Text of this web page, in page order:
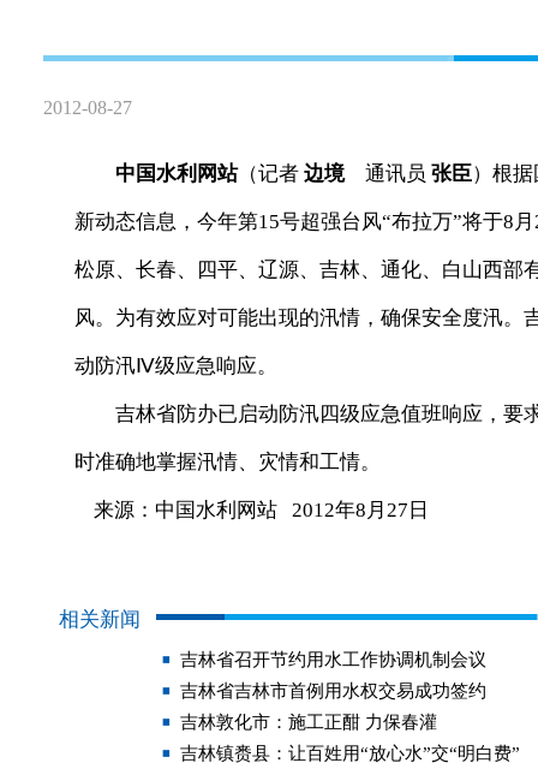
2012-08-27
中国水利网站（记者 边境 通讯员 张臣）根
新动态信息，今年第15号超强台风“布拉万”将于8
松原、长春、四平、辽源、吉林、通化、白山西部
风。为有效应对可能出现的汛情，确保安全度汛
动防汛Ⅳ级应急响应。
吉林省防办已启动防汛四级应急值班响应，要
时准确地掌握汛情、灾情和工情。
来源：中国水利网站 2012年8月27日
相关新闻
吉林省召开节约用水工作协调机制会议
吉林省吉林市首例用水权交易成功签约
吉林敦化市：施工正酣 力保春灌
吉林镇赉县：让百姓用“放心水”交“明白费”